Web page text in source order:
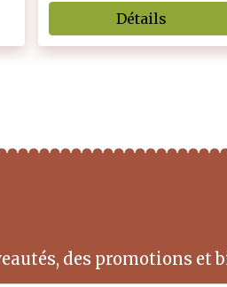
Détails
des promotions et